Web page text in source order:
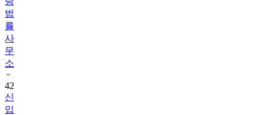
법
률
사
무
소
42
신
입